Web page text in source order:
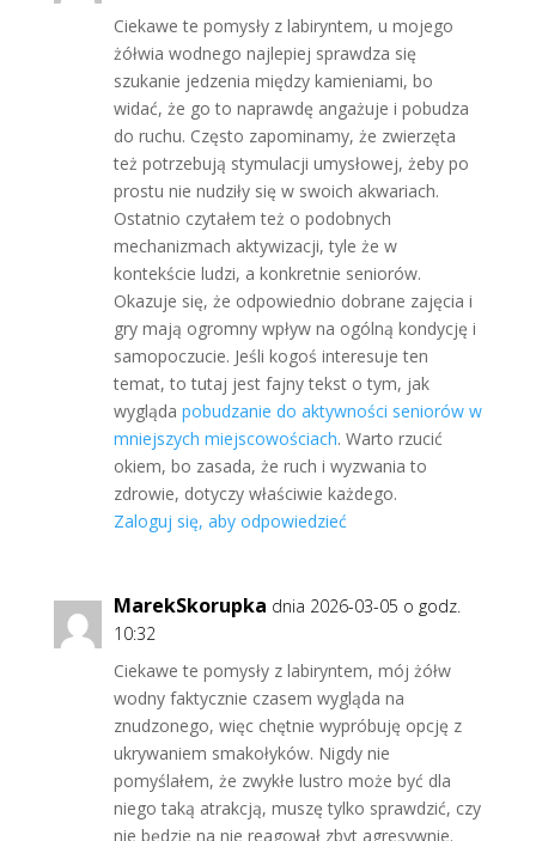
Ciekawe te pomysły z labiryntem, u mojego
żółwia wodnego najlepiej sprawdza się
szukanie jedzenia między kamieniami, bo
widać, że go to naprawdę angażuje i pobudza
do ruchu. Często zapominamy, że zwierzęta
też potrzebują stymulacji umysłowej, żeby po
prostu nie nudziły się w swoich akwariach.
Ostatnio czytałem też o podobnych
mechanizmach aktywizacji, tyle że w
kontekście ludzi, a konkretnie seniorów.
Okazuje się, że odpowiednio dobrane zajęcia i
gry mają ogromny wpływ na ogólną kondycję i
samopoczucie. Jeśli kogoś interesuje ten
temat, to tutaj jest fajny tekst o tym, jak
wygląda pobudzanie do aktywności seniorów w
mniejszych miejscowościach. Warto rzucić
okiem, bo zasada, że ruch i wyzwania to
zdrowie, dotyczy właściwie każdego.
Zaloguj się, aby odpowiedzieć
MarekSkorupka dnia 2026-03-05 o godz.
10:32
Ciekawe te pomysły z labiryntem, mój żółw
wodny faktycznie czasem wygląda na
znudzonego, więc chętnie wypróbuję opcję z
ukrywaniem smakołyków. Nigdy nie
pomyślałem, że zwykłe lustro może być dla
niego taką atrakcją, muszę tylko sprawdzić, czy
nie będzie na nie reagował zbyt agresywnie.